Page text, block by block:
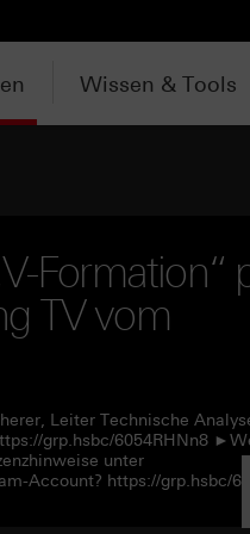
Wissen & Tools
Formation“
TV vom
Leiter Technische
grp.hsbc/6054RHNn8
unter
Account? https://grp.hsbc/